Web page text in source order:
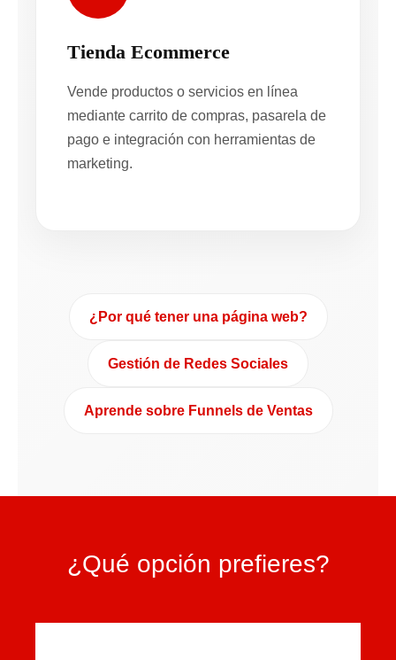
Tienda Ecommerce
Vende productos o servicios en línea
mediante carrito de compras, pasarela de
pago e integración con herramientas de
marketing.
¿Por qué tener una página web?
Gestión de Redes Sociales
Aprende sobre Funnels de Ventas
¿Qué opción prefieres?